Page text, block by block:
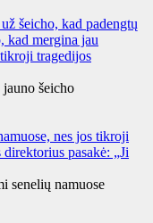
šeicho, kad padengtų
kad mergina jau
tragedijos
šeicho
nes jos tikroji
pasakė: „Ji
senelių namuose